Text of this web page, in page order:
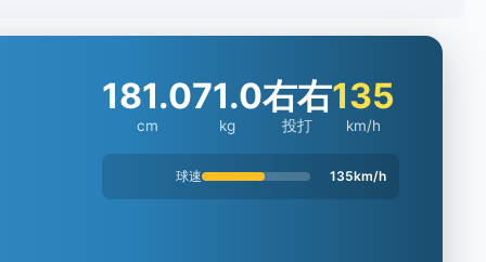
181.0
cm
71.0
kg
右右
投打
135
km/h
球速 135km/h